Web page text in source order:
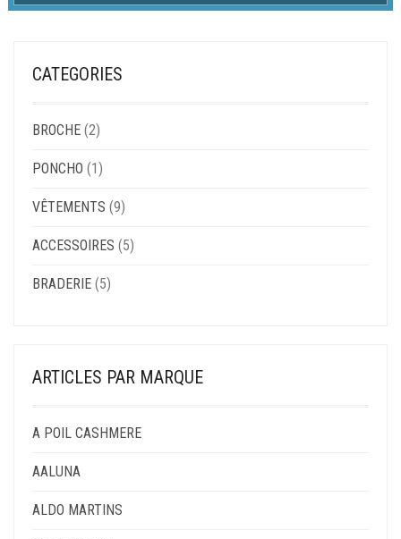
CATEGORIES
BROCHE (2)
PONCHO (1)
VÊTEMENTS (9)
ACCESSOIRES (5)
BRADERIE (5)
ARTICLES PAR MARQUE
A POIL CASHMERE
AALUNA
ALDO MARTINS